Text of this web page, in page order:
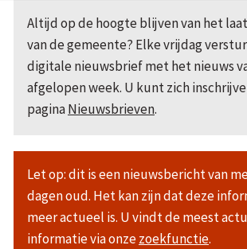
Altijd op de hoogte blijven van het
van de gemeente? Elke vrijdag
digitale nieuwsbrief met het nieuws
afgelopen week. U kunt zich
paginaNieuwsbrieven.
Let op: dit is een nieuwsbericht van
dagen oud. Het kan zijn dat deze
meer actueel is. U vindt de meest
informatie via onzezoekfunctie.